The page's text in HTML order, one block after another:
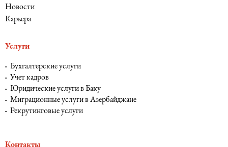
Новости
Карьера
Услуги
Бухгалтерские услуги
Учет кадров
Юридические услуги в Баку
Миграционные услуги в Азербайджане
Рекрутинговые услуги
Контакты